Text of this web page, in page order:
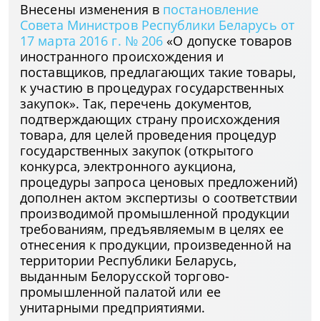
Внесены изменения в постановление
Совета Министров Республики Беларусь от
17 марта 2016 г. № 206 «О допуске товаров
иностранного происхождения и
поставщиков, предлагающих такие товары,
к участию в процедурах государственных
закупок». Так, перечень документов,
подтверждающих страну происхождения
товара, для целей проведения процедур
государственных закупок (открытого
конкурса, электронного аукциона,
процедуры запроса ценовых предложений)
дополнен актом экспертизы о соответствии
производимой промышленной продукции
требованиям, предъявляемым в целях ее
отнесения к продукции, произведенной на
территории Республики Беларусь,
выданным Белорусской торгово-
промышленной палатой или ее
унитарными предприятиями.